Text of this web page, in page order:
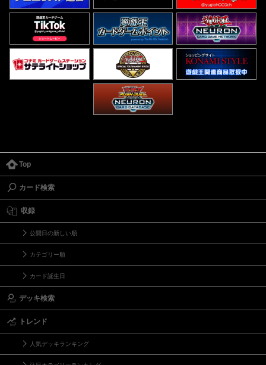
Top
カード検索
収録
公開日の新しい順
カテゴリー順
カード誕生日
デッキ検索
トレンド
人気デッキランキング